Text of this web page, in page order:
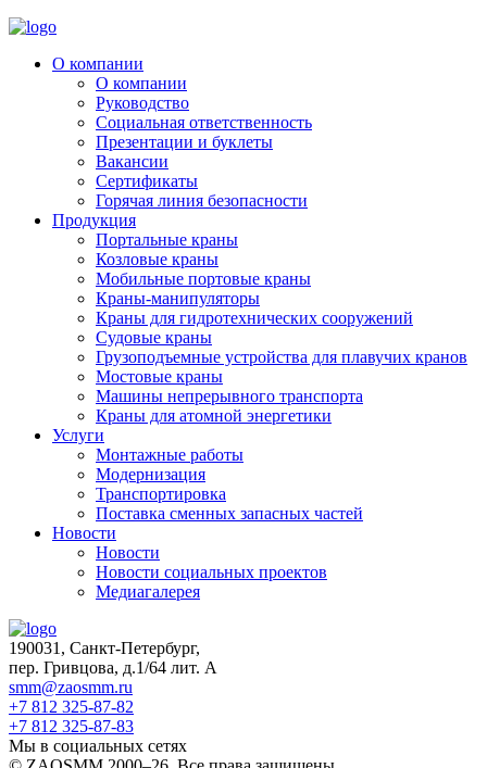
О компании
О компании
Руководство
Социальная ответственность
Презентации и буклеты
Вакансии
Сертификаты
Горячая линия безопасности
Продукция
Портальные краны
Козловые краны
Мобильные портовые краны
Краны-манипуляторы
Краны для гидротехнических сооружений
Судовые краны
Грузоподъемные устройства для плавучих кранов
Мостовые краны
Машины непрерывного транспорта
Краны для атомной энергетики
Услуги
Монтажные работы
Модернизация
Транспортировка
Поставка сменных запасных частей
Новости
Новости
Новости социальных проектов
Медиагалерея
190031, Санкт-Петербург,
пер. Гривцова, д.1/64 лит. А
smm@zaosmm.ru
+7 812 325-87-82
+7 812 325-87-83
Мы в социальных сетях